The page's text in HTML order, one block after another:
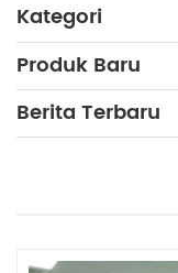
Kategori
Produk Baru
Berita Terbaru